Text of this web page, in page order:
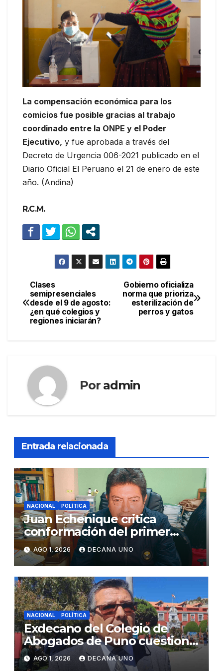
La compensación económica para los
comicios fue posible gracias al trabajo
coordinado entre la ONPE y el Poder
Ejecutivo, y fue aprobada a través del
Decreto de Urgencia 006-2021 publicado en el
Diario Oficial El Peruano el 21 de enero de este
año. (Andina)
R.C.M.
Navegación
de
entradas
Gobierno oficializa
norma que prioriza
esterilización de
perros y gatos
Clases
semipresenciales
desde el 9 de agosto:
¿en qué colegios y
regiones iniciarán?
Por admin
Entrada relacionada
NACIONAL POLÍTICA
Juan Echenique critica
conformación del primer
gabinete ministerial de Keiko
Fujimori
AGO 1, 2026 DECANA UNO
NACIONAL POLÍTICA
Exdecano del Colegio de
Abogados de Puno cuestiona
propuestas sobre seguridad
ciudadana
AGO 1, 2026 DECANA UNO